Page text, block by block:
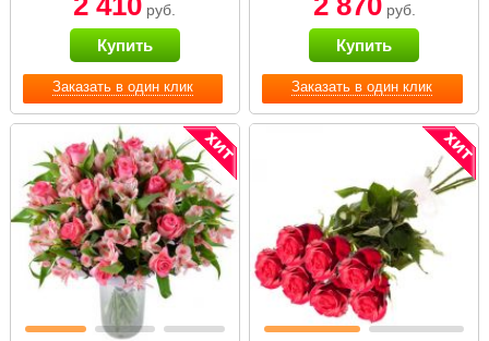
Заказать в один клик
руб.
Купить
Заказать в один клик
руб.
Купить